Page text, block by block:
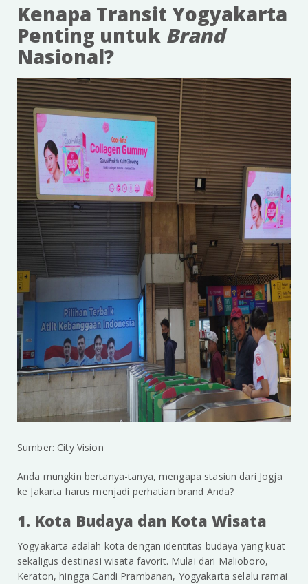
Kenapa Transit Yogyakarta
Penting untuk Brand
Nasional?
Sumber: City Vision
Anda mungkin bertanya-tanya, mengapa stasiun dari Jogja
ke Jakarta harus menjadi perhatian brand Anda?
1. Kota Budaya dan Kota Wisata
Yogyakarta adalah kota dengan identitas budaya yang kuat
sekaligus destinasi wisata favorit. Mulai dari Malioboro,
Keraton, hingga Candi Prambanan, Yogyakarta selalu ramai